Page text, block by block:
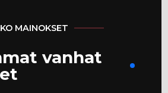
MAINOKSET
vanhat